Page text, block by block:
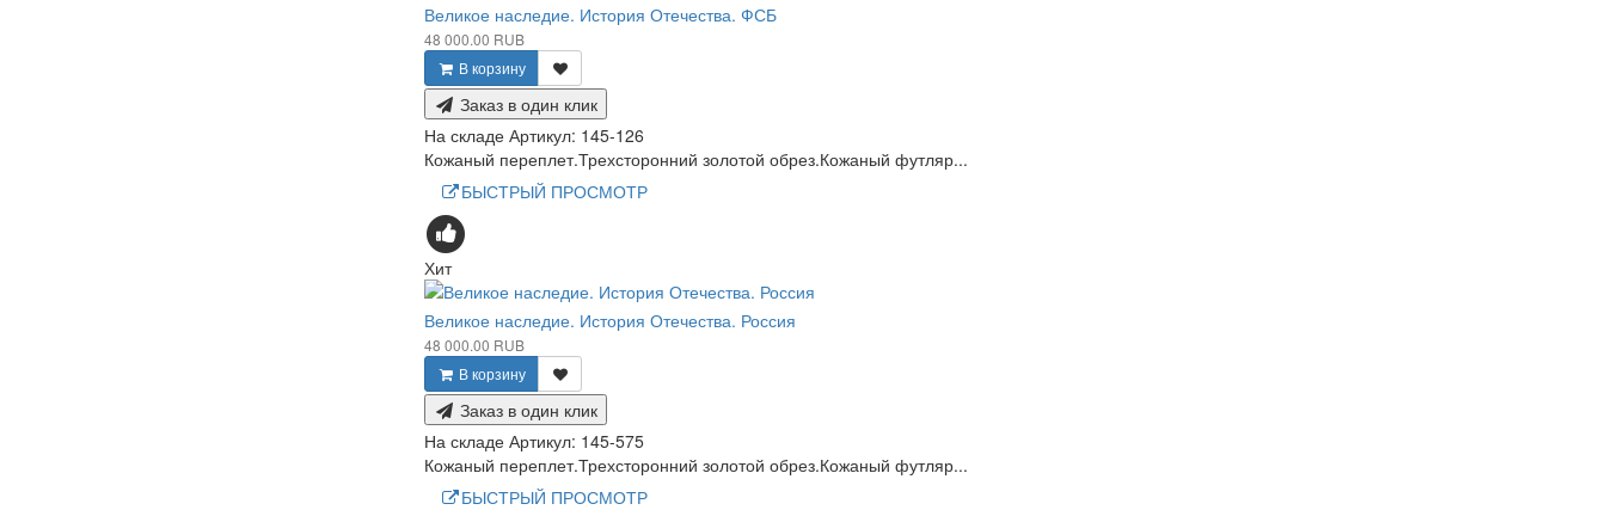
Великое наследие. История Отечества. ФСБ
48 000.00 RUB
В корзину
Заказ в один клик
На складе Артикул: 145-126
Кожаный переплет.Трехсторонний золотой обрез.Кожаный футляр...
БЫСТРЫЙ ПРОСМОТР
Хит
Великое наследие. История Отечества. Россия
48 000.00 RUB
В корзину
Заказ в один клик
На складе Артикул: 145-575
Кожаный переплет.Трехсторонний золотой обрез.Кожаный футляр...
БЫСТРЫЙ ПРОСМОТР